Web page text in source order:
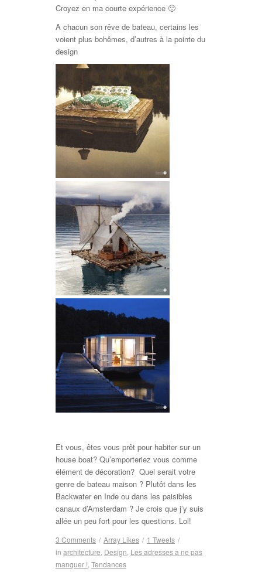
Croyez en ma courte expérience 🙂
A chacun son rêve de bateau, certains les
voient plus bohêmes, d’autres à la pointe du
design
Et vous, êtes vous prêt pour habiter sur un
house boat? Qu’emporteriez vous comme
élément de décoration? Quel serait votre
genre de bateau maison ? Plutôt dans les
Backwater en Inde ou dans les paisibles
canaux d’Amsterdam ? Je crois que j’y suis
allée un peu fort pour les questions. Lol!
3 Comments / Array Likes / 1 Tweets /
in architecture, Design, Les adresses a ne pas
manquer !, Tendances